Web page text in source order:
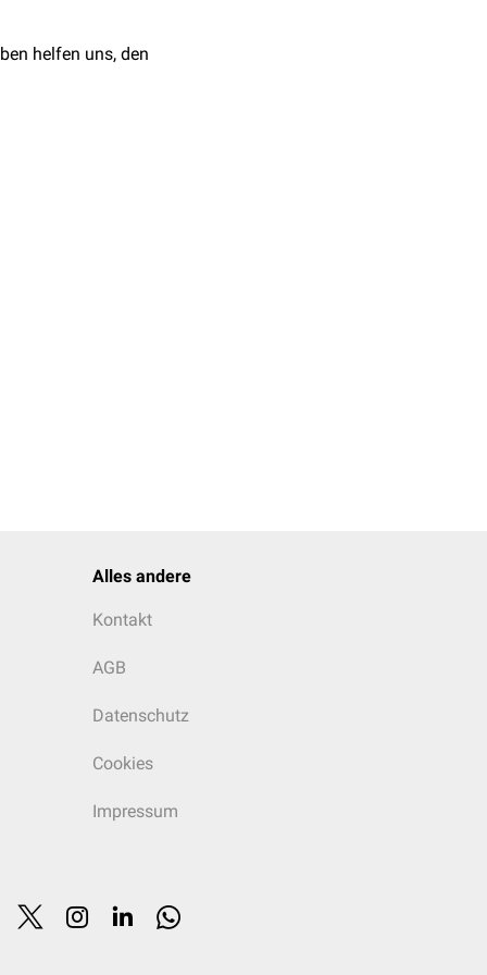
mittels
helfen uns, den
Alles andere
Kontakt
AGB
Datenschutz
Cookies
Impressum